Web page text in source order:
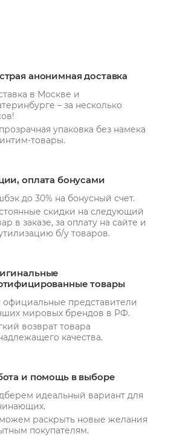
анонимная доставка
в Москве и
– за несколько
упаковка без намека
товары.
оплата бонусами
до 30% на бонусный счет.
скидки на следующий
в заказе, за оплату на сайте и
б/у товаров.
товары
представители
мировых брендов в РФ.
возврат товара
качества.
и помощь в выборе
идеальный вариант для
раскрыть новые желания
покупателям.